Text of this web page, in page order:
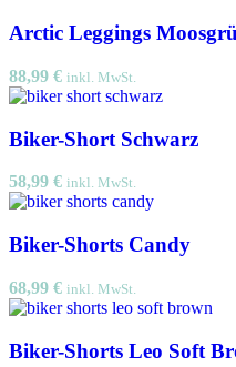
Arctic Leggings
88,99 € inkl. MwSt.
Biker-Short Schwarz
58,99 € inkl. MwSt.
Biker-Shorts Candy
68,99 € inkl. MwSt.
Biker-Shorts Leo Soft